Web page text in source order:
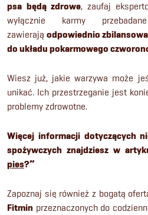
psa będą zdrowe, zaufaj
wyłącznie karmy
zawierają odpowiednio
do układu pokarmowego
Wiesz już, jakie warzywa może
unikać. Ich przestrzeganie jest
problemy zdrowotne.
Więcej informacji dotyczących
spożywczych znajdziesz w
pies?”
Zapoznaj się również z bogatą
Fitmin przeznaczonych do